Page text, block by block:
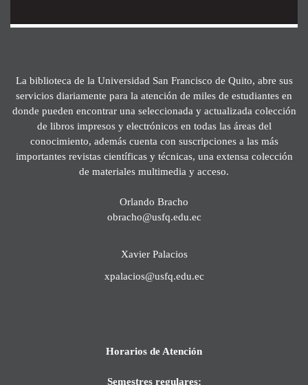
La biblioteca de la Universidad San Francisco de Quito, abre sus
servicios diariamente para la atención de miles de estudiantes en
donde pueden encontrar una seleccionada y actualizada colección
de libros impresos y electrónicos en todas las áreas del
conocimiento, además cuenta con suscripciones a las más
importantes revistas científicas y técnicas, una extensa colección
de materiales multimedia y acceso.
Orlando Bracho
obracho@usfq.edu.ec
Xavier Palacios
xpalacios@usfq.edu.ec
Horarios de Atención
Semestres regulares: